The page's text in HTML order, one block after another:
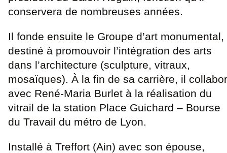
conservera de nombreuses années.
Il fonde ensuite le Groupe d’art monumental,
destiné à promouvoir l’intégration des arts
dans l’architecture (sculpture, vitraux,
mosaïques). À la fin de sa carrière, il
avec René-Maria Burlet à la réalisation du
vitrail de la station Place Guichard – Bourse
du Travail du métro de Lyon.
Installé à Treffort (Ain) avec son épouse,